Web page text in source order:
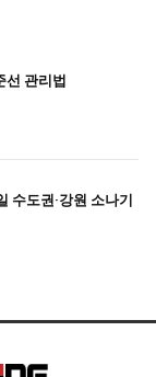
선 관리법
수도권·강원 소나기